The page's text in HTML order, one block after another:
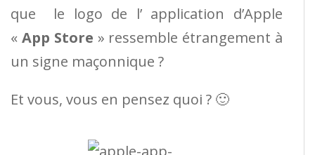
que le logo de l’ application d’Apple
« App Store » ressemble étrangement à
un signe maçonnique ?
Et vous, vous en pensez quoi ? 🙂